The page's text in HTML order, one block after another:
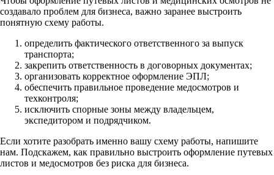
создавало проблем для бизнеса, важно заранее выстроить
понятную схему работы.
определить фактического ответственного за выпуск
транспорта;
закрепить ответственность в договорных документах;
организовать корректное оформление ЭПЛ;
обеспечить правильное проведение медосмотров и
техконтроля;
исключить спорные зоны между владельцем,
экспедитором и подрядчиком.
Если хотите разобрать именно вашу схему работы, напишите
нам. Подскажем, как правильно выстроить оформление путевых
листов и медосмотров без риска для бизнеса.